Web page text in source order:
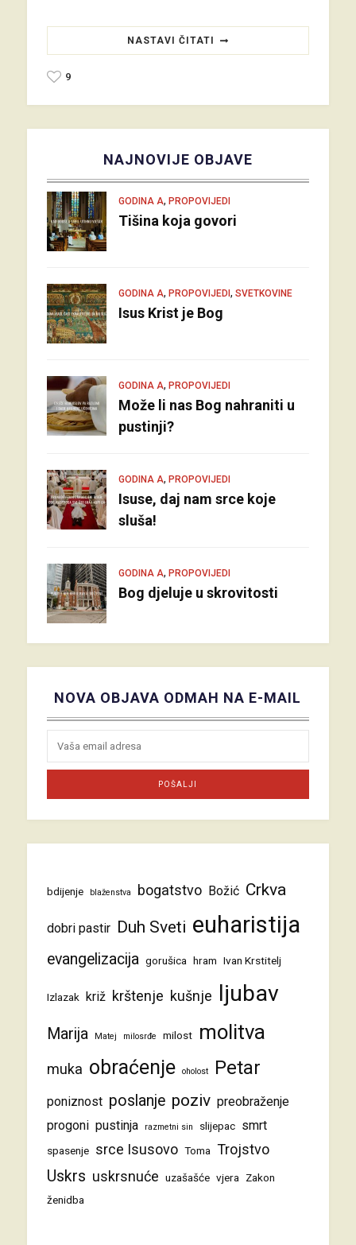
NASTAVI ČITATI
9
NAJNOVIJE OBJAVE
GODINA A, PROPOVIJEDI
Tišina koja govori
GODINA A, PROPOVIJEDI, SVETKOVINE
Isus Krist je Bog
GODINA A, PROPOVIJEDI
Može li nas Bog nahraniti u
pustinji?
GODINA A, PROPOVIJEDI
Isuse, daj nam srce koje
sluša!
GODINA A, PROPOVIJEDI
Bog djeluje u skrovitosti
NOVA OBJAVA ODMAH NA E-MAIL
bdijenje blaženstva bogatstvo Božić Crkva
dobri pastir Duh Sveti euharistija
evangelizacija gorušica hram Ivan Krstitelj
Izlazak križ krštenje kušnje ljubav
Marija Matej milosrđe milost molitva
muka obraćenje oholost Petar
poniznost poslanje poziv preobraženje
progoni pustinja razmetni sin slijepac smrt
spasenje srce Isusovo Toma Trojstvo
Uskrs uskrsnuće uzašašće vjera
Zakon
ženidba